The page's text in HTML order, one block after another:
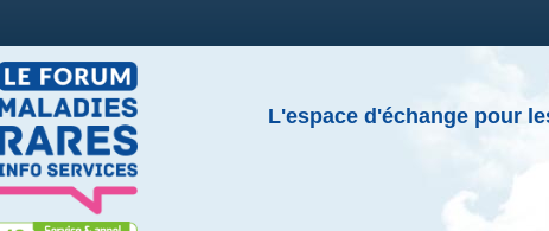
L'espace d'échange pour